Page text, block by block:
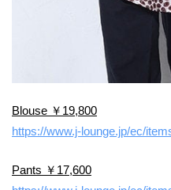
Blouse ￥19,800
https://www.j-lounge.jp/ec/
Pants ￥17,600